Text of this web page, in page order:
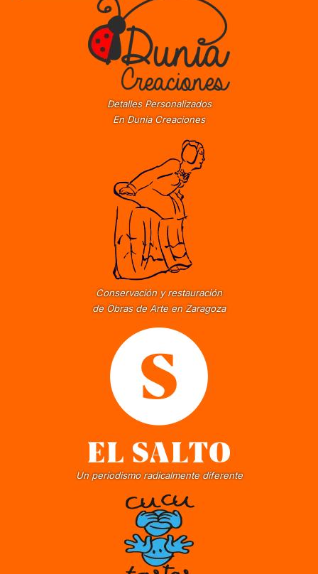
Detalles Personalizados
En Dunia Creaciones
Conservación y restauración
de Obras de Arte en Zaragoza
Un periodismo radicalmente diferente